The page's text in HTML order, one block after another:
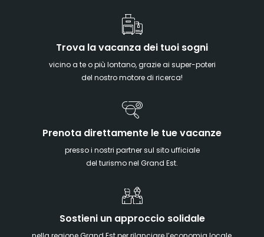
Trova la vacanza dei tuoi sogni
vicino a te o più lontano, grazie ai super-poteri
del nostro motore di ricerca!
Prenota direttamente le tue vacanze
presso i nostri partner sul sito ufficiale
del turismo nel Grand Est.
Sostieni un approccio solidale